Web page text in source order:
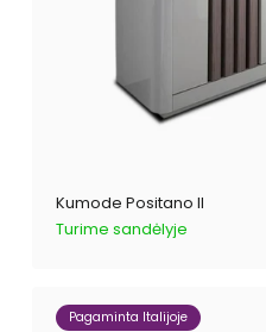
Kumode Positano II
Turime sandėlyje
Pagaminta Italijoje